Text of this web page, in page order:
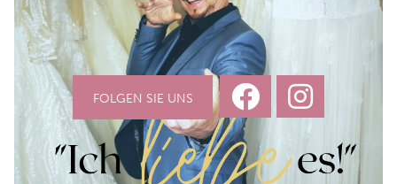
FOLGEN SIE UNS